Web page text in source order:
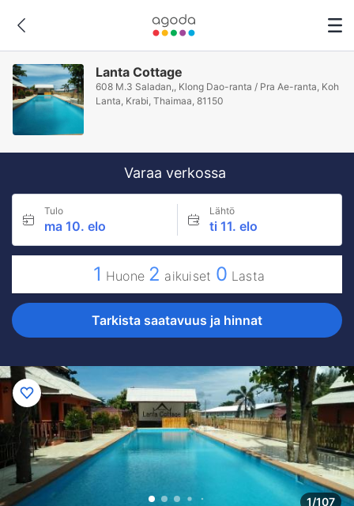
Lanta Cottage
608 M.3 Saladan,, Klong Dao-ranta / Pra Ae-ranta, Koh
Lanta, Krabi, Thaimaa, 81150
Varaa verkossa
Tulo
ma 10. elo
Lähtö
ti 11. elo
1 Huone 2 aikuiset 0 Lasta
Tarkista saatavuus ja hinnat
1/107